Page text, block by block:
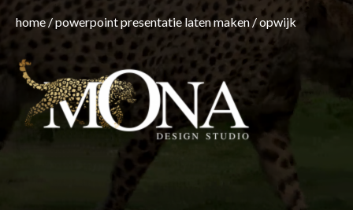
home/powerpoint presentatie laten maken /opwijk